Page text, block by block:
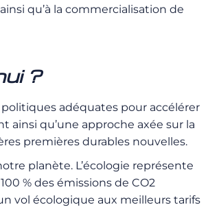
qu’à la commercialisation de
?
adéquates pour accélérer
ainsi qu’une approche axée sur la
premières durables nouvelles.
planète. L’écologie représente
100 % des émissions de CO2
vol écologique aux meilleurs tarifs